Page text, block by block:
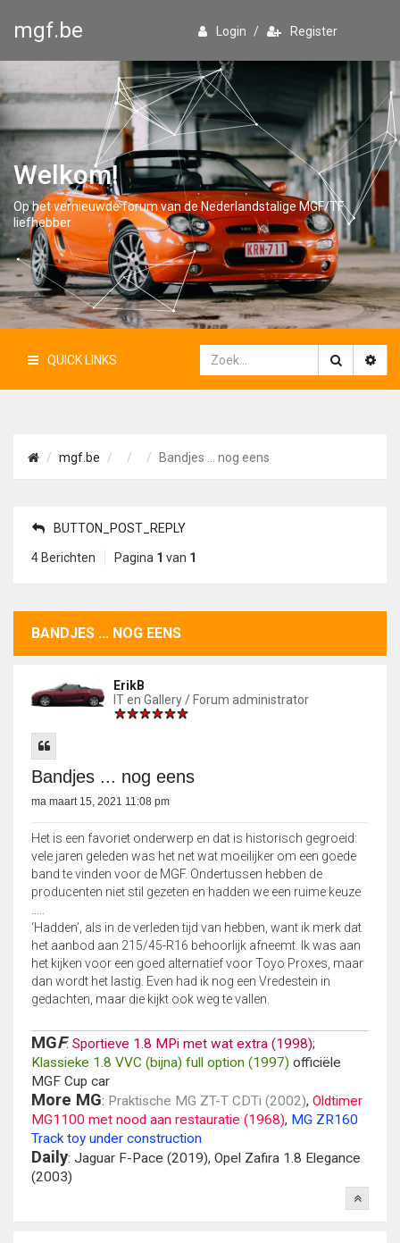
mgf.be Login / Register
Welkom!
Op het vernieuwde forum van de Nederlandstalige MGF/TF
liefhebber
QUICK LINKS
mgf.be Bandjes ... nog eens
BUTTON_POST_REPLY
4 Berichten Pagina 1 van 1
BANDJES ... NOG EENS
ErikB
IT en Gallery / Forum administrator
Bandjes ... nog eens
ma maart 15, 2021 11:08 pm
Het is een favoriet onderwerp en dat is historisch gegroeid:
vele jaren geleden was het net wat moeilijker om een goede
band te vinden voor de MGF. Ondertussen hebben de
producenten niet stil gezeten en hadden we een ruime keuze
.....
‘Hadden’, als in de verleden tijd van hebben, want ik merk dat
het aanbod aan 215/45-R16 behoorlijk afneemt. Ik was aan
het kijken voor een goed alternatief voor Toyo Proxes, maar
dan wordt het lastig. Even had ik nog een Vredestein in
gedachten, maar die kijkt ook weg te vallen.
MGF: Sportieve 1.8 MPi met wat extra (1998);
Klassieke 1.8 VVC (bijna) full option (1997) officiële
MGF Cup car
More MG: Praktische MG ZT-T CDTi (2002), Oldtimer
MG1100 met nood aan restauratie (1968), MG ZR160
Track toy under construction
Daily: Jaguar F-Pace (2019), Opel Zafira 1.8 Elegance
(2003)